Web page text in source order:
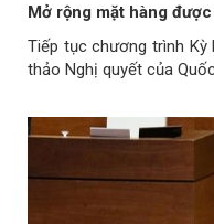
Mở rộng mặt hàng
Tiếp tục chương trình Kỳ
thảo Nghị quyết của